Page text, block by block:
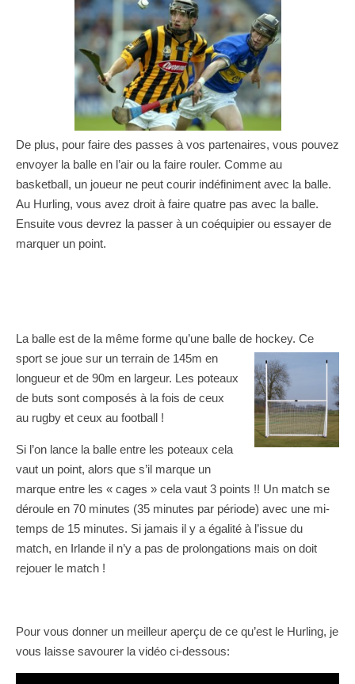
De plus, pour faire des passes à vos partenaires, vous pouvez
envoyer la balle en l’air ou la faire rouler. Comme au
basketball, un joueur ne peut courir indéfiniment avec la balle.
Au Hurling, vous avez droit à faire quatre pas avec la balle.
Ensuite vous devrez la passer à un coéquipier ou essayer de
marquer un point.
La balle est de la même forme qu’une balle de hockey. Ce
sport se joue sur un terrain de 145m en
longueur et de 90m en largeur. Les poteaux
de buts sont composés à la fois de ceux
au rugby et ceux au football !
Si l’on lance la balle entre les poteaux cela
vaut un point, alors que s’il marque un
marque entre les « cages » cela vaut 3 points !! Un match se
déroule en 70 minutes (35 minutes par période) avec une mi-
temps de 15 minutes. Si jamais il y a égalité à l’issue du
match, en Irlande il n’y a pas de prolongations mais on doit
rejouer le match !
Pour vous donner un meilleur aperçu de ce qu’est le Hurling, je
vous laisse savourer la vidéo ci-dessous: